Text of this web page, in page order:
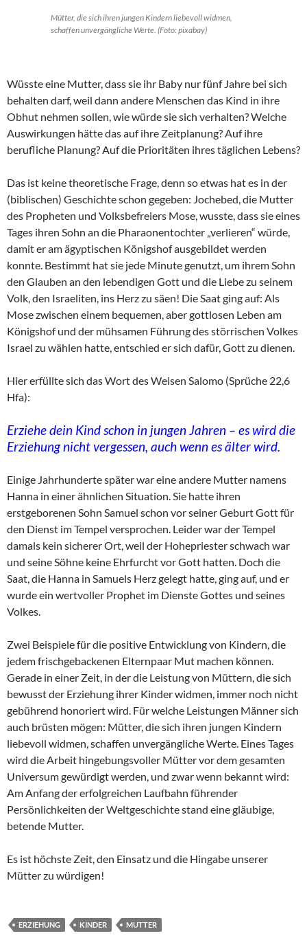
Mütter, die sich ihren jungen Kindern liebevoll widmen,
schaffen unvergängliche Werte. (Foto: pixabay)
Wüsste eine Mutter, dass sie ihr Baby nur fünf Jahre bei sich
behalten darf, weil dann andere Menschen das Kind in ihre
Obhut nehmen sollen, wie würde sie sich verhalten? Welche
Auswirkungen hätte das auf ihre Zeitplanung? Auf ihre
berufliche Planung? Auf die Prioritäten ihres täglichen Lebens?
Das ist keine theoretische Frage, denn so etwas hat es in der
(biblischen) Geschichte schon gegeben: Jochebed, die Mutter
des Propheten und Volksbefreiers Mose, wusste, dass sie eines
Tages ihren Sohn an die Pharaonentochter „verlieren“ würde,
damit er am ägyptischen Königshof ausgebildet werden
konnte. Bestimmt hat sie jede Minute genutzt, um ihrem Sohn
den Glauben an den lebendigen Gott und die Liebe zu seinem
Volk, den Israeliten, ins Herz zu säen! Die Saat ging auf: Als
Mose zwischen einem bequemen, aber gottlosen Leben am
Königshof und der mühsamen Führung des störrischen Volkes
Israel zu wählen hatte, entschied er sich dafür, Gott zu dienen.
Hier erfüllte sich das Wort des Weisen Salomo (Sprüche 22,6
Hfa):
Erziehe dein Kind schon in jungen Jahren – es wird die
Erziehung nicht vergessen, auch wenn es älter wird.
Einige Jahrhunderte später war eine andere Mutter namens
Hanna in einer ähnlichen Situation. Sie hatte ihren
erstgeborenen Sohn Samuel schon vor seiner Geburt Gott für
den Dienst im Tempel versprochen. Leider war der Tempel
damals kein sicherer Ort, weil der Hohepriester schwach war
und seine Söhne keine Ehrfurcht vor Gott hatten. Doch die
Saat, die Hanna in Samuels Herz gelegt hatte, ging auf, und er
wurde ein wertvoller Prophet im Dienste Gottes und seines
Volkes.
Zwei Beispiele für die positive Entwicklung von Kindern, die
jedem frischgebackenen Elternpaar Mut machen können.
Gerade in einer Zeit, in der die Leistung von Müttern, die sich
bewusst der Erziehung ihrer Kinder widmen, immer noch nicht
gebührend honoriert wird. Für welche Leistungen Männer sich
auch brüsten mögen: Mütter, die sich ihren jungen Kindern
liebevoll widmen, schaffen unvergängliche Werte. Eines Tages
wird die Arbeit hingebungsvoller Mütter vor dem gesamten
Universum gewürdigt werden, und zwar wenn bekannt wird:
Am Anfang der erfolgreichen Laufbahn führender
Persönlichkeiten der Weltgeschichte stand eine gläubige,
betende Mutter.
Es ist höchste Zeit, den Einsatz und die Hingabe unserer
Mütter zu würdigen!
ERZIEHUNG KINDER MUTTER